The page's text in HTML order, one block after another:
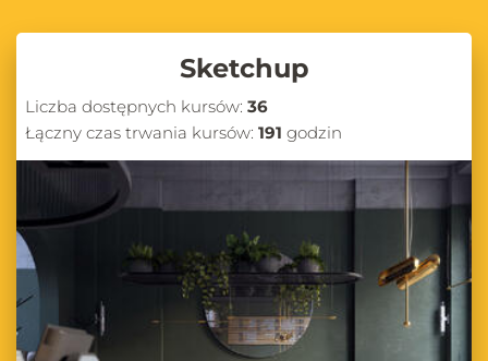
Sketchup
Liczba dostępnych kursów: 36
Łączny czas trwania kursów: 191 godzin